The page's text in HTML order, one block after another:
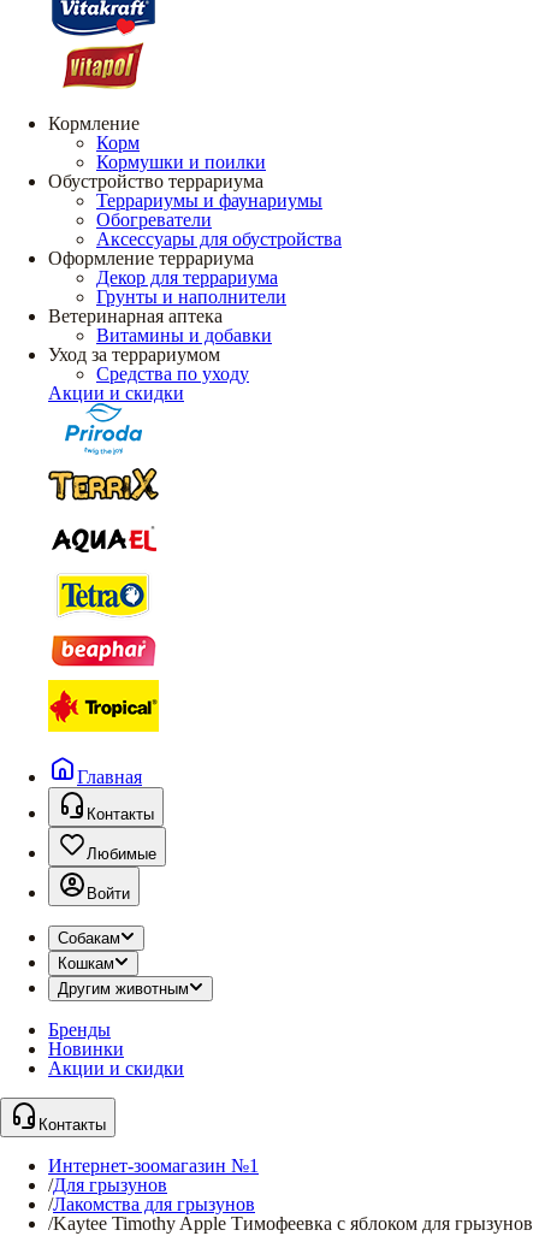
Кормление
Корм
Кормушки и поилки
Обустройство террариума
Террариумы и фаунариумы
Обогреватели
Аксессуары для обустройства
Оформление террариума
Декор для террариума
Грунты и наполнители
Ветеринарная аптека
Витамины и добавки
Уход за террариумом
Средства по уходу
Акции и скидки
Главная
Контакты
Любимые
Войти
Собакам
Кошкам
Другим животным
Бренды
Новинки
Акции и скидки
Контакты
Интернет-зоомагазин №1
/Для грызунов
/Лакомства для грызунов
/Kaytee Timothy Apple Тимофеевка с яблоком для грызунов